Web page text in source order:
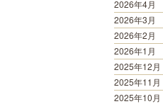
2026年4月
2026年3月
2026年2月
2026年1月
2025年12月
2025年11月
2025年10月